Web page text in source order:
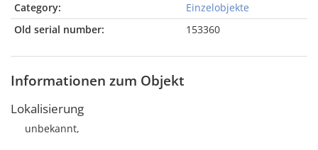
Category:
Einzelobjekte
Old serial number:
153360
Informationen zum Objekt
Lokalisierung
unbekannt,